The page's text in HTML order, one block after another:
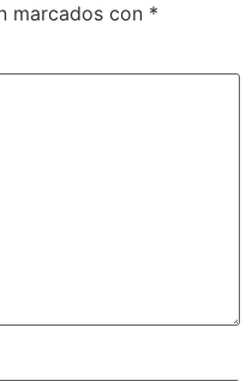
marcados con *